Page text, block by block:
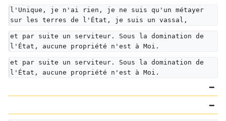
l'Unique, je n'ai rien, je ne suis qu'un métayer
sur les terres de l'État, je suis un vassal,
et par suite un serviteur. Sous la domination de
l'État, aucune propriété n'est à Moi.
et par suite un serviteur. Sous la domination de
l'État, aucune propriété n'est à Moi.